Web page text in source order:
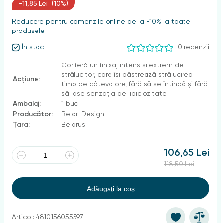
-11,85 Lei (10%)
Reducere pentru comenzile online de la -10% la toate
produsele
În stoc 0 recenzii
Acțiune:
Conferă un finisaj intens și extrem de
strălucitor, care își păstrează strălucirea
timp de câteva ore, fără să se întindă și fără
să lase senzația de lipiciozitate
Ambalaj:
1 buc
Producător:
Belor-Design
Țara:
Belarus
106,65 Lei
118,50 Lei
Adăugați la coș
Articol: 4810156055597